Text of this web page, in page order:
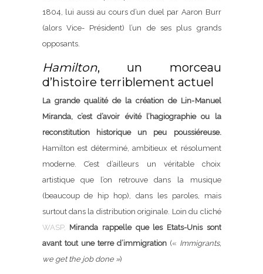
1804, lui aussi au cours d’un duel par Aaron Burr
(alors Vice- Président) l’un de ses plus grands
opposants.
Hamilton, un morceau
d’histoire terriblement actuel
La grande qualité de la création de Lin-Manuel
Miranda, c’est d’avoir évité l’hagiographie ou la
reconstitution historique un peu poussiéreuse.
Hamilton est déterminé, ambitieux et résolument
moderne. C’est d’ailleurs un véritable choix
artistique que l’on retrouve dans la musique
(beaucoup de hip hop), dans les paroles, mais
surtout dans la distribution originale. Loin du cliché
WASP, Miranda rappelle que les Etats-Unis sont
avant tout une terre d’immigration(« Immigrants,
we get the job done »)